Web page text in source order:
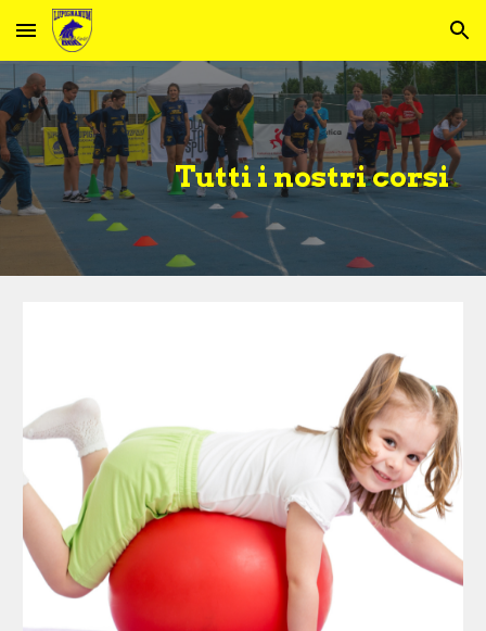
Skip to main content Skip to navigation
Tutti i nostri corsi